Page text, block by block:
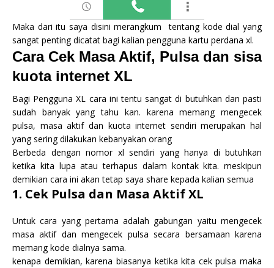
Maka dari itu saya disini merangkum tentang kode dial yang
sangat penting dicatat bagi kalian pengguna kartu perdana xl.
Cara Cek Masa Aktif, Pulsa dan sisa
kuota internet XL
Bagi Pengguna XL cara ini tentu sangat di butuhkan dan pasti
sudah banyak yang tahu kan. karena memang mengecek
pulsa, masa aktif dan kuota internet sendiri merupakan hal
yang sering dilakukan kebanyakan orang
Berbeda dengan nomor xl sendiri yang hanya di butuhkan
ketika kita lupa atau terhapus dalam kontak kita. meskipun
demikian cara ini akan tetap saya share kepada kalian semua
1. Cek Pulsa dan Masa Aktif XL
Untuk cara yang pertama adalah gabungan yaitu mengecek
masa aktif dan mengecek pulsa secara bersamaan karena
memang kode dialnya sama.
kenapa demikian, karena biasanya ketika kita cek pulsa maka